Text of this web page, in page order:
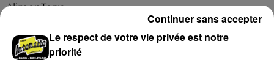
AlimenTerre.
Le respect de votre vie privée est notre
priorité
Continuer sans accepter